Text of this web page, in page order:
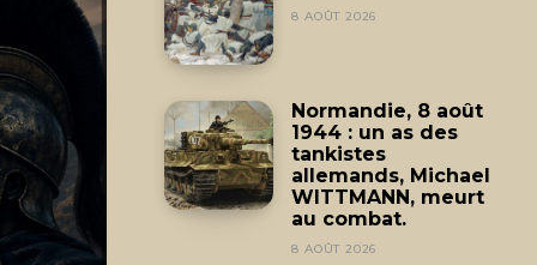
8 AOÛT 2026
Normandie, 8 août
1944 : un as des
tankistes
allemands, Michael
WITTMANN, meurt
au combat.
8 AOÛT 2026